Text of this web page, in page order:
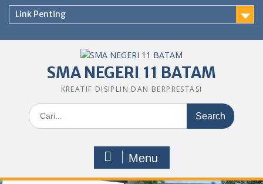
Link Penting
SMA NEGERI 11 BATAM
KREATIF DISIPLIN DAN BERPRESTASI
Search
for:
Menu